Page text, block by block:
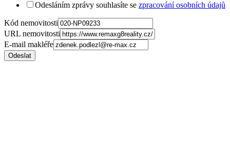
Odesláním zprávy souhlasíte se zpracování osobních údajů
Kód nemovitosti
URL nemovitosti
E-mail makléře
Odeslat